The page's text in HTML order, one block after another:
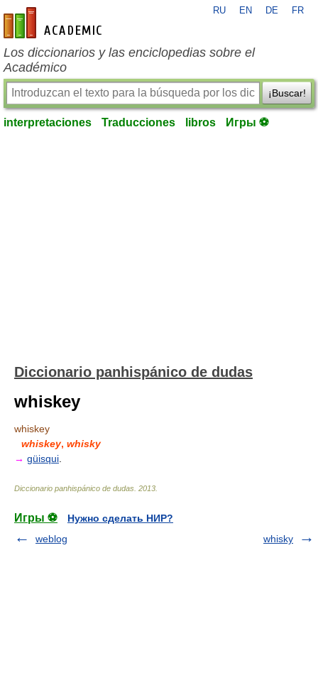
es-academic.com
RU EN DE FR
Los diccionarios y las enciclopedias sobre el
Académico
¡Buscar!
interpretaciones Traducciones libros Игры ⚽
Diccionario panhispánico de dudas
whiskey
whiskey
whiskey, whisky
→ güisqui
Diccionario panhispánico de dudas 2013
Игры ⚽
Нужно сделать НИР?
weblog
whisky